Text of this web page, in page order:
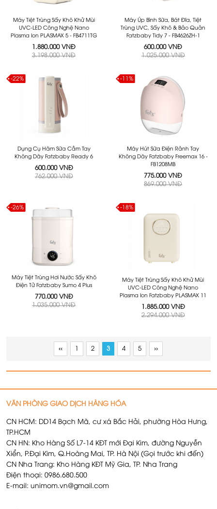
Máy Tiệt Trùng Sấy Khô Khử Mùi
UVC-LED Công Nghệ Nano
Plasma Ion PLASMAX 5 - FB4711TG
1.880.000 VNĐ
3.198.000 VNĐ
Máy Úp Bình Sữa, Bát Đĩa, Tiệt
Trùng UVC, Sấy Khô & Bảo Quản
Fatzbaby Tidy 7 - FB4626ZH-1
600.000 VNĐ
1.025.000 VNĐ
Dụng Cụ Hâm Sữa Cầm Tay
Không Dây Fatzbaby Ready 6
600.000 VNĐ
762.000 VNĐ
-22%
Máy Hút Sữa Điện Rảnh Tay
Không Dây Fatzbaby Freemax 16 -
FB1208MB
775.000 VNĐ
869.000 VNĐ
-11%
Máy Tiệt Trùng Hơi Nước Sấy Khô
Điện Tử Fatzbaby Sumo 4 Plus
770.000 VNĐ
1.035.000 VNĐ
-26%
Máy Tiệt Trùng Sấy Khô Khử Mùi
UVC-LED Công Nghệ Nano
Plasma Ion Fatzbaby PLASMAX 11
1.885.000 VNĐ
2.294.000 VNĐ
-18%
‹‹ 2 3 4 5 ››
VĂN PHÒNG GIAO DỊCH HÀNG HÓA
CN HCM: DD14 Bạch Mã, cư xá Bắc Hải, phường Hòa Hưng,
TP.HCM
CN HN: Kho Hàng Số L7-14 KĐT mới Đại Kim, đường Nguyễn
Xiển, P.Đại Kim, Q.Hoàng Mai, TP. Hà Nội (Gọi trước khi đến)
CN Nha Trang: Kho Hàng KĐT Mỹ Gia, TP. Nha Trang
Điện thoại: 0986.680.500
E-mail: unimom.vn@gmail.com